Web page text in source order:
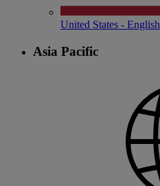
United States - English
Asia Pacific